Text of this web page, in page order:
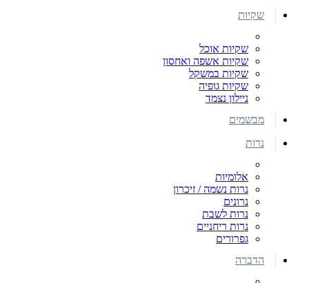
שקיות
שקיות אוכל
שקיות אשפה ואחסון
שקיות במשקל
שקיות גופיה
ניילון נצמד
מבשמים
נרות
אלומיות
נרות נשמה / זיכרון
נרונים
נרות לשבת
נרות ריחניים
גפרורים
הדברה